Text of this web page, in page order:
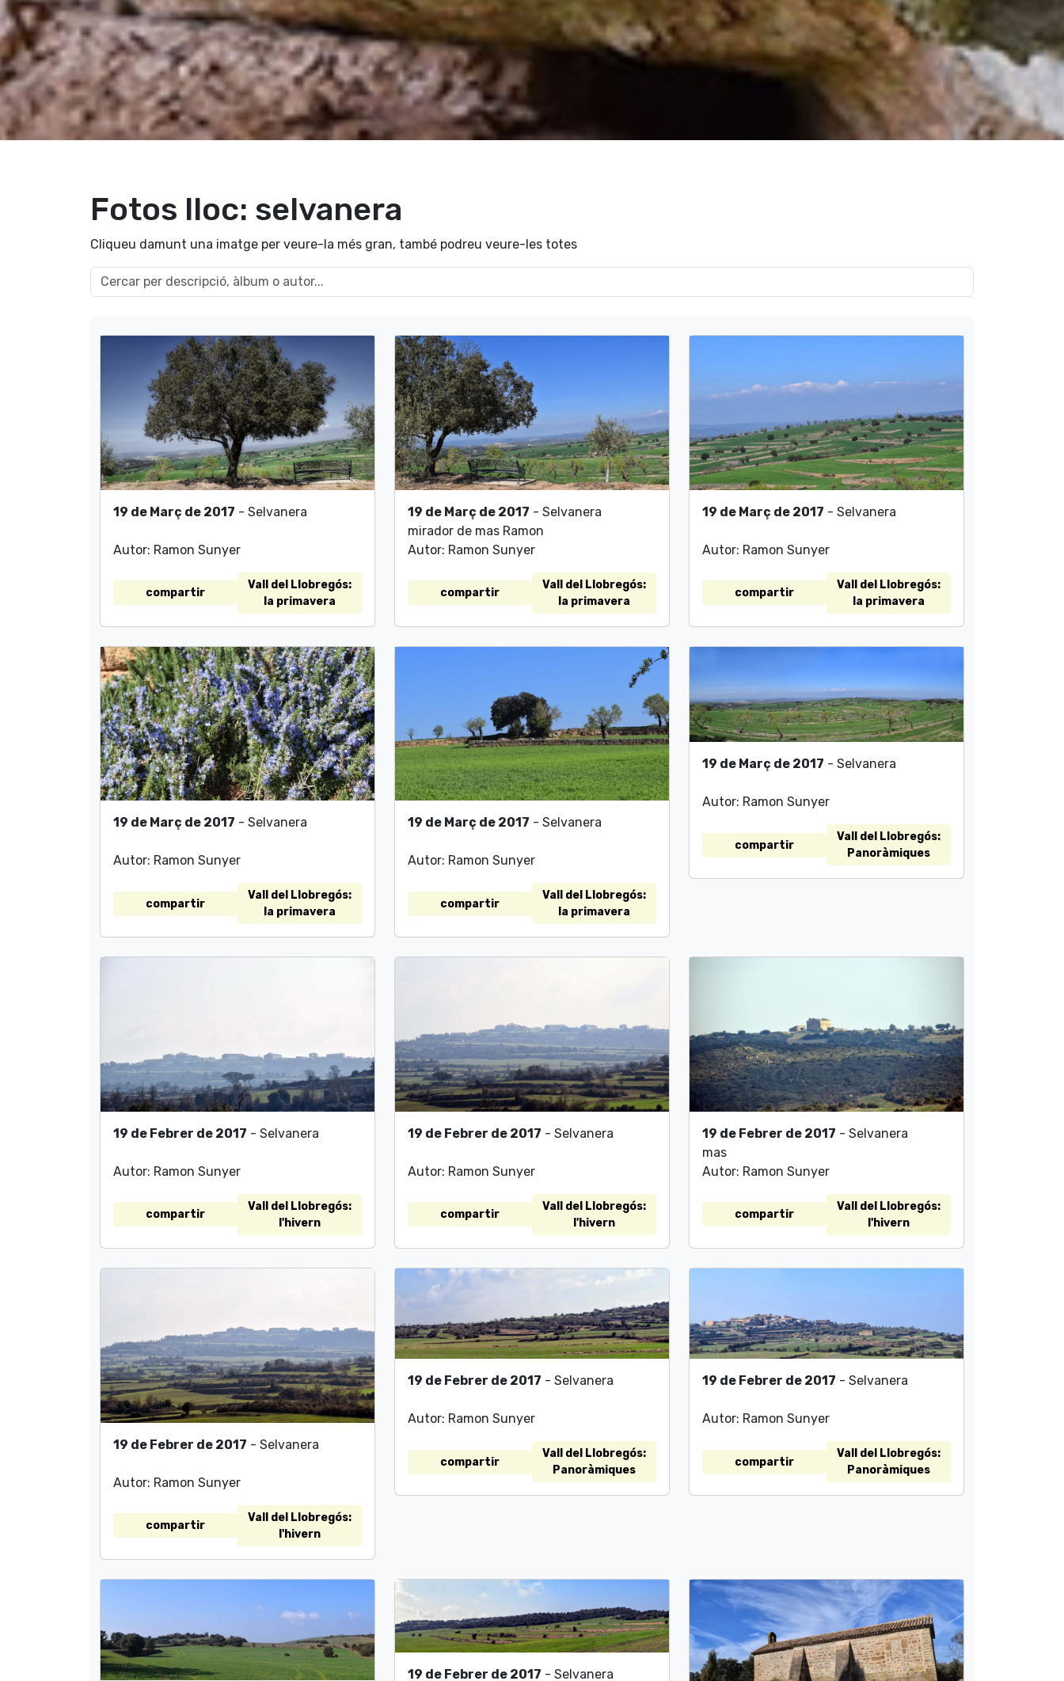
Fotos lloc: selvanera
Cliqueu damunt una imatge per veure-la més gran, també podreu veure-les totes
19 de Març de 2017 - Selvanera
Autor: Ramon Sunyer
compartir
Vall del Llobregós:
la primavera
19 de Març de 2017 - Selvanera
mirador de mas Ramon
Autor: Ramon Sunyer
compartir
Vall del Llobregós:
la primavera
19 de Març de 2017 - Selvanera
Autor: Ramon Sunyer
compartir
Vall del Llobregós:
la primavera
19 de Març de 2017 - Selvanera
Autor: Ramon Sunyer
compartir
Vall del Llobregós:
la primavera
19 de Març de 2017 - Selvanera
Autor: Ramon Sunyer
compartir
Vall del Llobregós:
la primavera
19 de Març de 2017 - Selvanera
Autor: Ramon Sunyer
compartir
Vall del Llobregós:
Panoràmiques
19 de Febrer de 2017 - Selvanera
Autor: Ramon Sunyer
compartir
Vall del Llobregós:
l'hivern
19 de Febrer de 2017 - Selvanera
Autor: Ramon Sunyer
compartir
Vall del Llobregós:
l'hivern
19 de Febrer de 2017 - Selvanera
mas
Autor: Ramon Sunyer
compartir
Vall del Llobregós:
l'hivern
19 de Febrer de 2017 - Selvanera
Autor: Ramon Sunyer
compartir
Vall del Llobregós:
l'hivern
19 de Febrer de 2017 - Selvanera
Autor: Ramon Sunyer
compartir
Vall del Llobregós:
Panoràmiques
19 de Febrer de 2017 - Selvanera
Autor: Ramon Sunyer
compartir
Vall del Llobregós:
Panoràmiques
19 de Febrer de 2017 - Selvanera